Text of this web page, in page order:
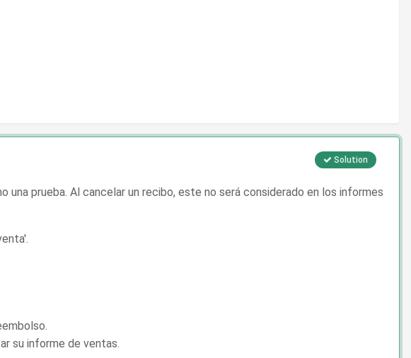
Solution
prueba. Al cancelar un recibo, este no será considerado en los informes
su informe de ventas.